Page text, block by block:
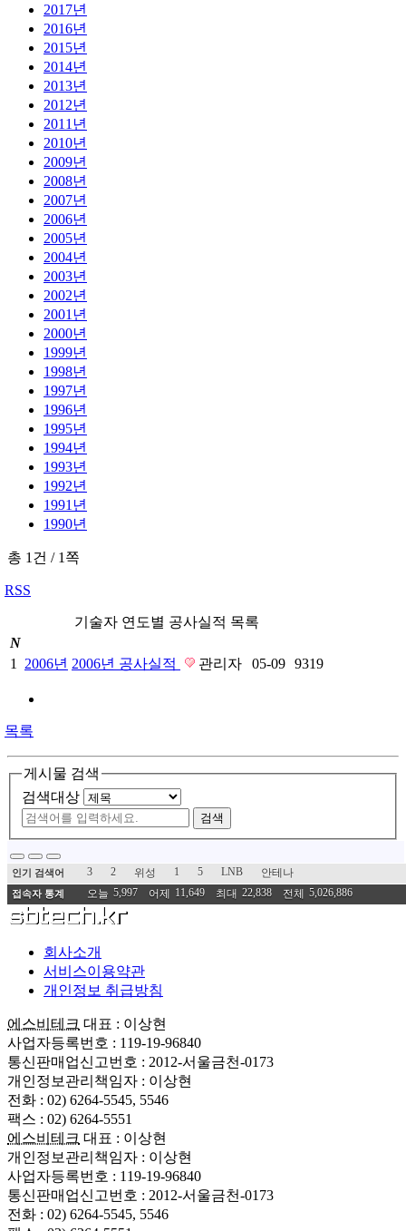
2017년
2016년
2015년
2014년
2013년
2012년
2011년
2010년
2009년
2008년
2007년
2006년
2005년
2004년
2003년
2002년
2001년
2000년
1999년
1998년
1997년
1996년
1995년
1994년
1993년
1992년
1991년
1990년
총 1건 /1쪽
RSS
기술자 연도별 공사실적 목록
N
1
2006년 2006년 공사실적 관리자 05-09 9319
목록
게시물 검색
검색대상
검색
인기 검색어 3 2 위성 1 5 LNB 안테나
접속자 통계 오늘 5,997 어제 11,649 최대 22,838 전체 5,026,886
회사소개
서비스이용약관
개인정보 취급방침
에스비테크 대표 : 이상현
사업자등록번호 : 119-19-96840
통신판매업신고번호 : 2012-서울금천-0173
개인정보관리책임자 : 이상현
전화 : 02) 6264-5545, 5546
팩스 : 02) 6264-5551
에스비테크 대표 : 이상현
개인정보관리책임자 : 이상현
사업자등록번호 : 119-19-96840
통신판매업신고번호 : 2012-서울금천-0173
전화 : 02) 6264-5545, 5546